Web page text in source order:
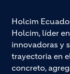
Holcim
Holcim, líder
innovadoras y
trayectoria en
concreto,